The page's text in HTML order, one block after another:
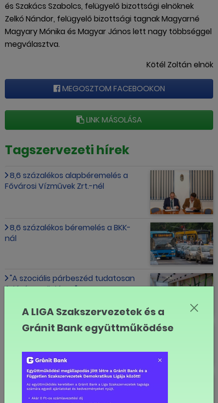
és Szakács Szabolcs, felügyelő bizottsági elnöknek
Zelkó Nándor, felügyelő bizottsági tagnak Magyarné
Magyary Mónika és Magyar János lett nagy többséggel
megválasztva.
Kötél Zoltán elnök
MEGOSZTOM FACEBOOKON
LINK MÁSOLÁSA
Tagszervezeti hírek
8,6 százalékos alapbéremelés a
Fővárosi Vízművek Zrt.-nél
8,6 százalékos béremelés a BKK-
nál
"A szociális párbeszéd tudatosan
felépített dialógus"
13%-ot meghaladó
csoportnál
15 százalékos béremelést kapnak a
vízügyi dolgozók
A LIGA Szakszervezetek és a
Gránit Bank együttműködése